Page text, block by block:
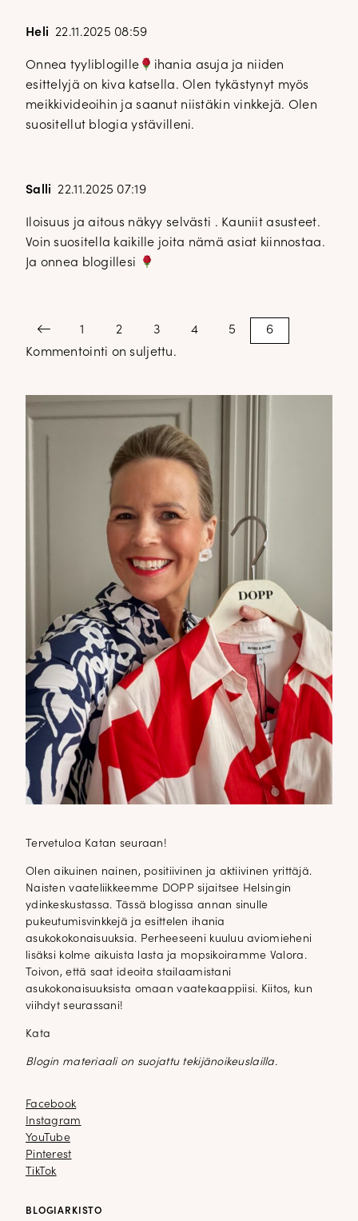
Heli 22.11.2025 08:59
Onnea tyyliblogille
ihania asuja ja niiden
esittelyjä on kiva katsella. Olen tykästynyt myös
meikkivideoihin ja saanut niistäkin vinkkejä. Olen
suositellut blogia ystävilleni.
Salli 22.11.2025 07:19
Iloisuus ja aitous näkyy selvästi . Kauniit asusteet.
Voin suositella kaikille joita nämä asiat kiinnostaa.
Ja onnea blogillesi
Kommenttien
sivutus
Previous1 2 3 4 5
6
Kommentointi on suljettu.
Tervetuloa Katan seuraan!
Olen aikuinen nainen, positiivinen ja aktiivinen yrittäjä.
Naisten vaateliikkeemme DOPP sijaitsee Helsingin
ydinkeskustassa. Tässä blogissa annan sinulle
pukeutumisvinkkejä ja esittelen ihania
asukokokonaisuuksia. Perheeseeni kuuluu aviomieheni
lisäksi kolme aikuista lasta ja mopsikoiramme Valora.
Toivon, että saat ideoita stailaamistani
asukokonaisuuksista omaan vaatekaappiisi. Kiitos, kun
viihdyt seurassani!
Kata
Blogin materiaali on suojattu tekijänoikeuslailla.
Facebook
Facebook
Instagram
Instagram
YouTube
YouTube
Pinterest
Pinterest
TikTok
TikTok
BLOGIARKISTO